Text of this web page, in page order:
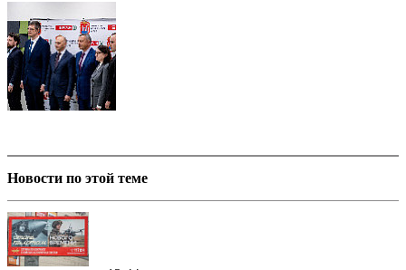
Новости по этой теме